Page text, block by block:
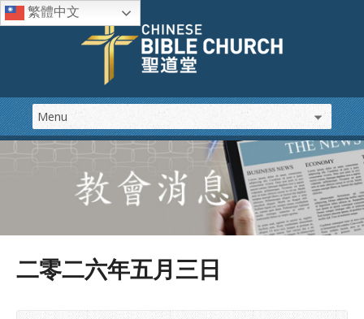
繁體中文
二零二六年五月三日